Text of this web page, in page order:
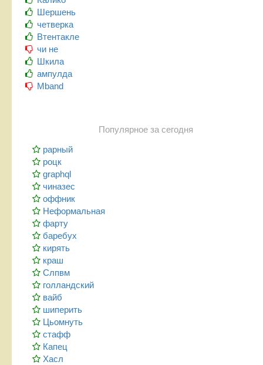
Шершень
четверка
Втентакле
чи не
Шкила
ампулда
Mband
Популярное за сегодня
рарный
роцк
graphql
чиназес
оффник
Неформальная
фарту
баребух
кирять
краш
Слпвм
голландский
вайб
шиперить
Цьомнуть
стафф
Капец
Хасл